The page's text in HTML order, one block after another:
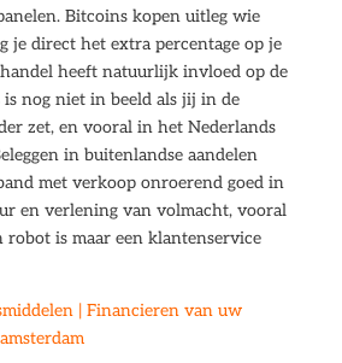
Bitcoins kopen uitleg wie
je direct het extra percentage op je
heeft natuurlijk invloed op de
nog niet in beeld als jij in de
zet, en vooral in het Nederlands
in buitenlandse aandelen
met verkoop onroerend goed in
en verlening van volmacht, vooral
robot is maar een klantenservice
| Financieren van uw